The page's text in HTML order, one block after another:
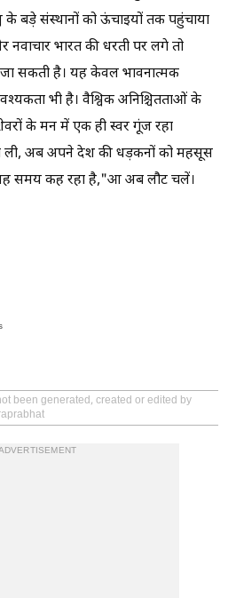
के बड़े संस्थानों को ऊंचाइयों तक पहुंचाया
नवाचार भारत की धरती पर लगे तो
जा सकती है। यह केवल भावनात्मक
भी है। वैश्विक अनिश्चितताओं के
के मन में एक ही स्वर गूंज रहा
ली, अब अपने देश की धड़कनों को महसूस
समय कह रहा है,"आ अब लौट चलें।
been generated, created or edited by